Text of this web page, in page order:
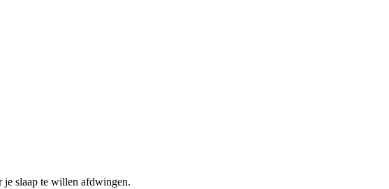
je slaap te willen afdwingen.